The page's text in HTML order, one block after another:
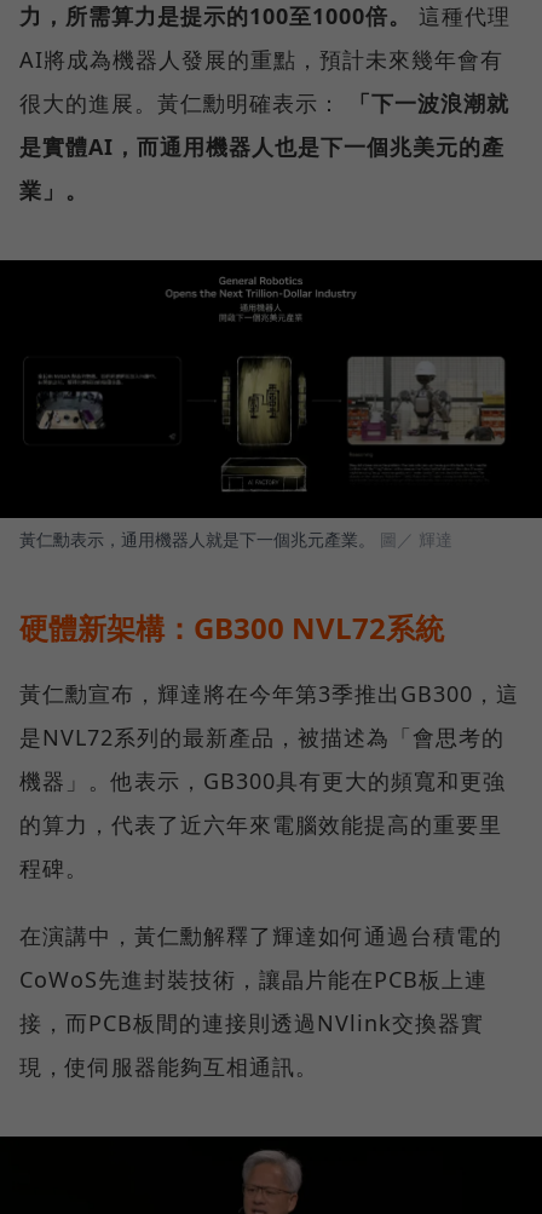
力，所需算力是提示的100至1000倍。
這種代理
AI將成為機器人發展的重點，預計未來幾年會有
很大的進展。黃仁勳明確表示：
「下一波浪潮就
是實體AI，而通用機器人也是下一個兆美元的產
業」。
黃仁勳表示，通用機器人就是下一個兆元產業。 圖／ 輝達
硬體新架構：GB300 NVL72系統
黃仁勳宣布，輝達將在今年第3季推出GB300，這
是NVL72系列的最新產品，被描述為「會思考的
機器」。他表示，GB300具有更大的頻寬和更強
的算力，代表了近六年來電腦效能提高的重要里
程碑。
在演講中，黃仁勳解釋了輝達如何通過台積電的
CoWoS先進封裝技術，讓晶片能在PCB板上連
接，而PCB板間的連接則透過NVlink交換器實
現，使伺服器能夠互相通訊。